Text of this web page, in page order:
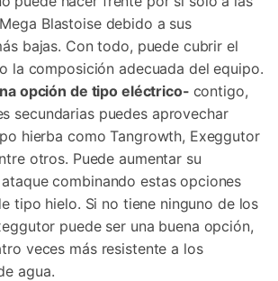
Blastoise debido a sus
bajas. Con todo, puede cubrir el
la composición adecuada del equipo.
opción de tipo eléctrico- contigo,
secundarias puedes aprovechar
hierba como Tangrowth, Exeggutor
otros. Puede aumentar su
combinando estas opciones
tipo hielo. Si no tiene ninguno de los
puede ser una buena opción,
veces más resistente a los
agua.